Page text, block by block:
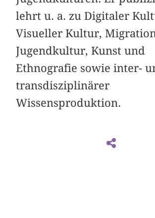
lehrt u. a. zu Digitaler
Visueller Kultur,
Jugendkultur, Kunst und
Ethnografie sowie inter-
transdisziplinärer
Wissensproduktion.